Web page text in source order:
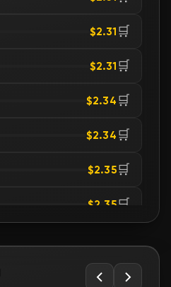
$2.31 🛒
$2.31 🛒
$2.34 🛒
$2.34 🛒
$2.35🛒
$2.35🛒
$2.36 🛒